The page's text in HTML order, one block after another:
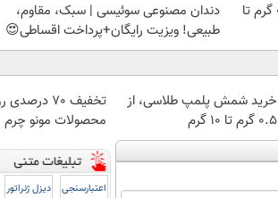
خرید شمش پلمپ طلاسی، از ۰.۵ گرم تا
دندان مصنوعی سوئیسی | سبک، مقاوم،
طبیعی! ویزیت رایگان+پرداخت اقساطی😍
خرید شمش پلمپ طلاسی، از
۰.۵ گرم تا ۱۰ گرم
تخفیف 70
محصولات مونو چرم
اعتبارسنجی دیزل ژنراتور